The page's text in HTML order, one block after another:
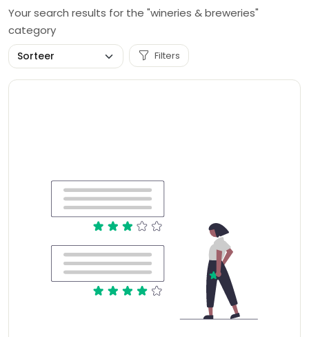
Your search results for the "wineries & breweries"
category
Filters